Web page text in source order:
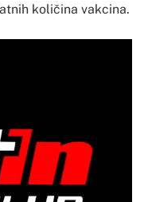
količina vakcina.